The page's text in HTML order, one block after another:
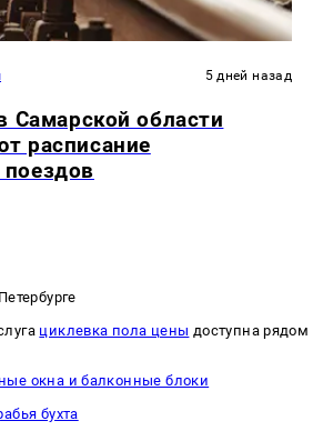
5 дней назад
Самарской области
расписание
циклевка пола цены доступна рядом
окна и балконные блоки
бухта